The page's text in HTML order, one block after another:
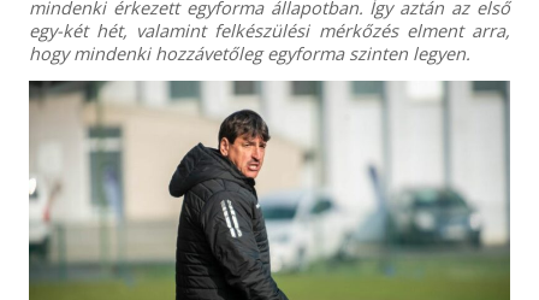
mindenki érkezett egyforma állapotban. Így aztán az első
egy-két hét, valamint felkészülési mérkőzés elment arra,
hogy mindenki hozzávetőleg egyforma szinten legyen.